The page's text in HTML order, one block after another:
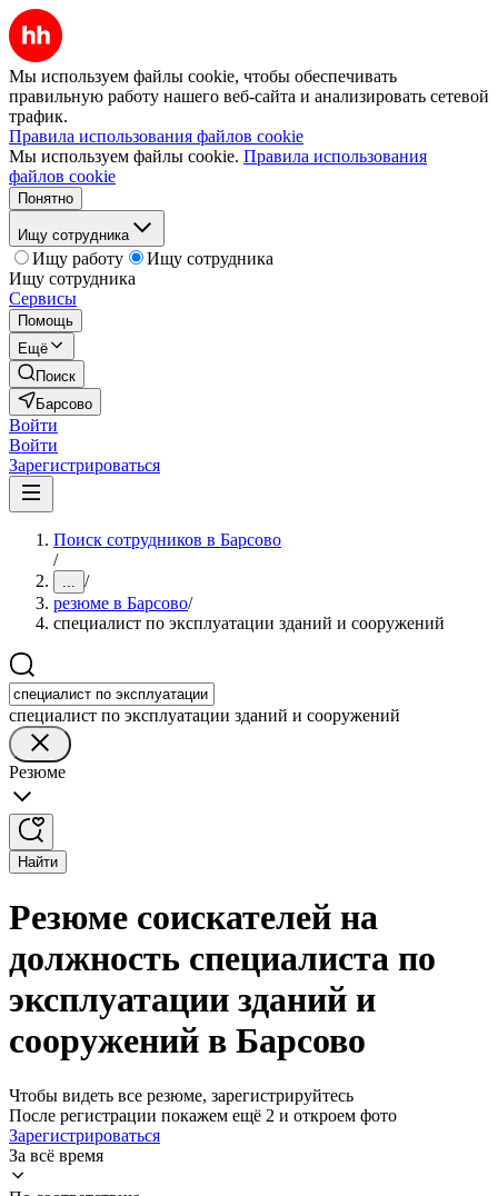
Мы используем файлы cookie, чтобы обеспечивать
правильную работу нашего веб-сайта и анализировать сетевой
трафик.
Правила использования файлов cookie
Мы используем файлы cookie. Правила использования
файлов cookie
Понятно
Ищу сотрудника
Ищу работу
Ищу сотрудника
Ищу сотрудника
Сервисы
Помощь
Ещё
Поиск
Барсово
Войти
Войти
Зарегистрироваться
Поиск сотрудников в Барсово
/
... /
резюме в Барсово/
специалист по эксплуатации зданий и сооружений
специалист по эксплуатации зданий и сооружений
Резюме
Найти
Резюме соискателей на
должность специалиста по
эксплуатации зданий и
сооружений в Барсово
Чтобы видеть все резюме, зарегистрируйтесь
После регистрации покажем ещё 2 и откроем фото
Зарегистрироваться
За всё время